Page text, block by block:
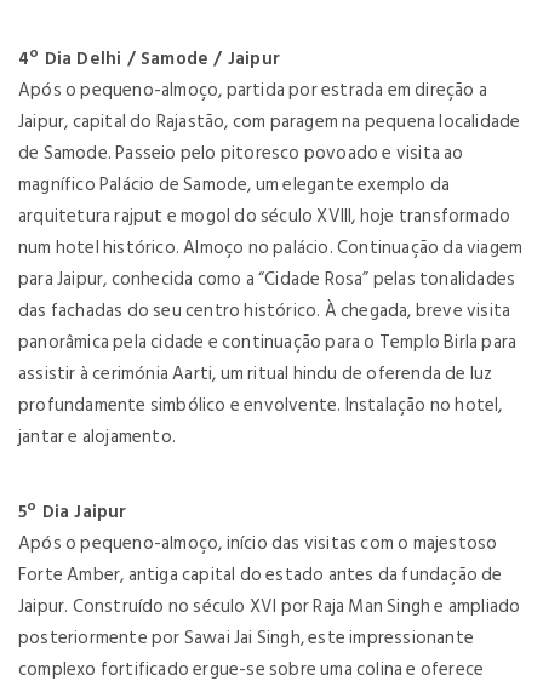
4º Dia Delhi / Samode / Jaipur
Após o pequeno-almoço, partida por estrada em direção a
Jaipur, capital do Rajastão, com paragem na pequena localidade
de Samode. Passeio pelo pitoresco povoado e visita ao
magnífico Palácio de Samode, um elegante exemplo da
arquitetura rajput e mogol do século XVIII, hoje transformado
num hotel histórico. Almoço no palácio. Continuação da viagem
para Jaipur, conhecida como a “Cidade Rosa” pelas tonalidades
das fachadas do seu centro histórico. À chegada, breve visita
panorâmica pela cidade e continuação para o Templo Birla para
assistir à cerimónia Aarti, um ritual hindu de oferenda de luz
profundamente simbólico e envolvente. Instalação no hotel,
jantar e alojamento.
5º Dia Jaipur
Após o pequeno-almoço, início das visitas com o majestoso
Forte Amber, antiga capital do estado antes da fundação de
Jaipur. Construído no século XVI por Raja Man Singh e ampliado
posteriormente por Sawai Jai Singh, este impressionante
complexo fortificado ergue-se sobre uma colina e oferece